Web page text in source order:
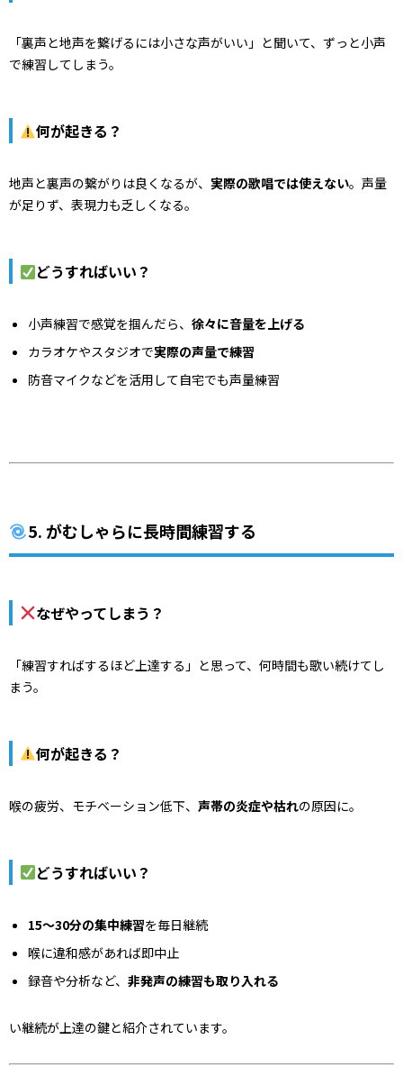
「裏声と地声を繋げるには小さな声がいい」と聞いて、ずっと小声
で練習してしまう。
何が起きる？
地声と裏声の繋がりは良くなるが、 実際の歌唱では使えない。声量
が足りず、表現力も乏しくなる。
どうすればいい？
小声練習で感覚を掴んだら、 徐々に音量を上げる
カラオケやスタジオで実際の声量で練習
防音マイクなどを活用して自宅でも声量練習
5. がむしゃらに長時間練習する
なぜやってしまう？
「練習すればするほど上達する」と思って、何時間も歌い続けてし
まう。
何が起きる？
喉の疲労、モチベーション低下、 声帯の炎症や枯れの原因に。
どうすればいい？
15〜30分の集中練習を毎日継続
喉に違和感があれば即中止
録音や分析など、 非発声の練習も取り入れる
い継続が上達の鍵と紹介されています。